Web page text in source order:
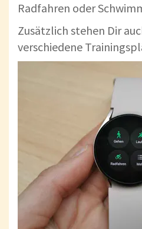
Radfahren oder
Zusätzlich stehen Dir
verschiedene